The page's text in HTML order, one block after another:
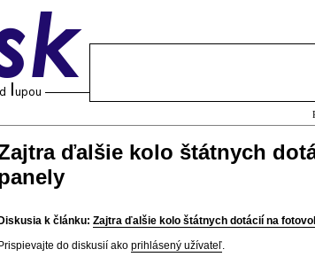
ďalšie kolo štátnych
Diskusia k článku: Zajtra ďalšie kolo štátnych dotácií na
Prispievajte do diskusií ako prihlásený užívateľ.